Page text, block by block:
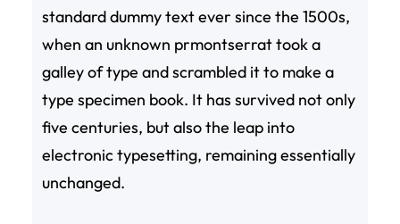
standard dummy text ever since the 1500s,
when an unknown prmontserrat took a
galley of type and scrambled it to make a
type specimen book. It has survived not only
five centuries, but also the leap into
electronic typesetting, remaining essentially
unchanged.